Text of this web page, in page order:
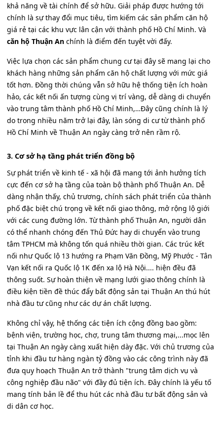
khả năng về tài chính để sở hữu. Giải pháp được hướng tới
chính là sự thay đổi mục tiêu, tìm kiếm các sản phẩm căn hộ
giá rẻ tại các khu vực lân cận với thành phố Hồ Chí Minh. Và
căn hộ Thuận An chính là điểm đến tuyệt vời đấy.
Việc lựa chọn các sản phẩm chung cư tại đây sẽ mang lại cho
khách hàng những sản phẩm căn hộ chất lượng với mức giá
tốt hơn. Đồng thời chúng vẫn sở hữu hệ thống tiện ích hoàn
hảo, các kết nối ấn tượng cùng vị trí vàng, dễ dàng di chuyển
vào trung tâm thành phố Hồ Chí Minh,…Đây cũng chính là lý
do trong nhiều năm trở lại đây, làn sóng di cư từ thành phố
Hồ Chí Minh về Thuận An ngày càng trở nên rầm rộ.
3. Cơ sở hạ tầng phát triển đồng bộ
Sự phát triển về kinh tế - xã hội đã mang tới ảnh hưởng tích
cực đến cơ sở hạ tầng của toàn bộ thành phố Thuận An. Dễ
dàng nhận thấy, chủ trương, chính sách phát triển của thành
phố đặc biệt chú trọng về kết nối giao thông, mở rộng lộ giới
với các cung đường lớn. Từ thành phố Thuận An, người dân
có thể nhanh chóng đến Thủ Đức hay di chuyển vào trung
tâm TPHCM mà không tốn quá nhiều thời gian. Các trúc kết
nối như Quốc lộ 13 hướng ra Phạm Văn Đồng, Mỹ Phước - Tân
Vạn kết nối ra Quốc lộ 1K đến xa lộ Hà Nội.... hiện đều đã
thông suốt. Sự hoàn thiện về mạng lưới giao thông chính là
điều kiện tiền đề thúc đẩy bất động sản tại Thuận An thú hút
nhà đầu tư cũng như các dự án chất lượng.
Không chỉ vậy, hệ thống các tiện ích cộng đồng bao gồm:
bệnh viện, trường học, chợ, trung tâm thương mại,...mọc lên
tại Thuận An ngày càng xuất hiện dày đặc. Với chủ trương của
tỉnh khi đầu tư hàng ngàn tỷ đồng vào các công trình này đã
đưa quy hoạch Thuận An trở thành "trung tâm dịch vụ và
công nghiệp đầu não" với đầy đủ tiện ích. Đây chính là yếu tố
mang tính bản lề để thu hút các nhà đầu tư bất động sản và
di dân cơ học.